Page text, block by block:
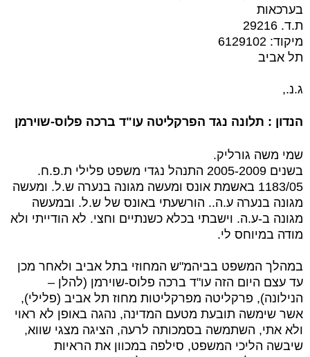
בערכאות
ת.ד. 29216
מיקוד: 6129102
תל אביב
ג.נ.,
הנדון : תלונה נגד הפרקליטה עו"ד ברכה פלוס-שוירמן
שמי משה גורליק.
בשנים 2005-2009 התנהל נגדי משפט פלילי ת.פ.ח.
1183/05 באשמת אונס ומעשה מגונה בנערה ש.ל. ומעשה
מגונה בנערה ע.ה.. הורשעתי באונס של ש.ל. ובמעשה
מגונה ב-ע.ה. וישבתי בכלא כשנתיים וחצי. לא הודייתי ולא
מודה במיוחס לי.
במהלך המשפט בביהמ"ש המחוזי בתל אביב ולאחר מכן
עד עצם היום הזה עו"ד ברכה פלוס-שוירמן (להלן –
הנילונה), פרקליטה מפרקליטות מחוז תל אביב (פלילי),
אשר שימשה תובעת מטעם המדינה, נהגה באופן לא ראוי
ולא אתי, השתמשה בסמכותה לרעה, הציגה מצגי שווא,
שיבשה הליכי המשפט, סילפה במכוון את הראיות